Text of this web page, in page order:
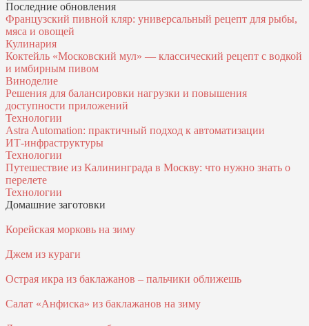
Последние обновления
Французский пивной кляр: универсальный рецепт для рыбы,
мяса и овощей
Кулинария
Коктейль «Московский мул» — классический рецепт с водкой
и имбирным пивом
Виноделие
Решения для балансировки нагрузки и повышения
доступности приложений
Технологии
Astra Automation: практичный подход к автоматизации
ИТ‑инфраструктуры
Технологии
Путешествие из Калининграда в Москву: что нужно знать о
перелете
Технологии
Домашние заготовки
Корейская морковь на зиму
Джем из кураги
Острая икра из баклажанов – пальчики оближешь
Салат «Анфиска» из баклажанов на зиму